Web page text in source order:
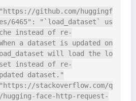
github.com/huggingf
6465": "`load_dataset` us
instead of re-
a dataset is updated on
will load the lo
instead of re-
dataset."
stackoverflow.com/q
hugging-face-http-request-